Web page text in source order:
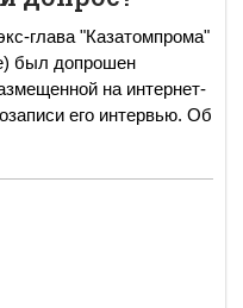
глава "Казатомпрома"
был допрошен
на интернет-
его интервью. Об